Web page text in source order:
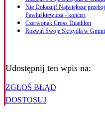
Nie Dokazuj! Największe
Pawluśkiewicza - koncert
Czerwonak Cross Duathlon
Rozwiń Swoje Skrzydła w
Udostępnij ten wpis na:
ZGŁOŚ BŁĄD
DOSTOSUJ